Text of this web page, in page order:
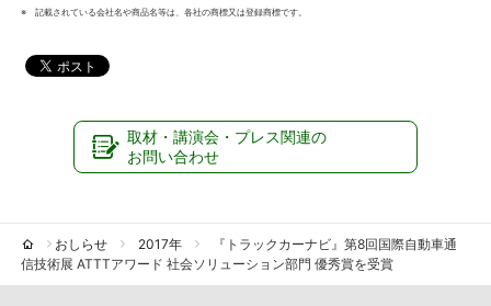
※ 記載されている会社名や商品名等は、各社の商標又は登録商標です。
取材・講演会・プレス関連の
お問い合わせ
おしらせ 2017年
『トラックカーナビ』第8回国際自動車通
信技術展 ATTTアワード 社会ソリューション部門 優秀賞を受賞